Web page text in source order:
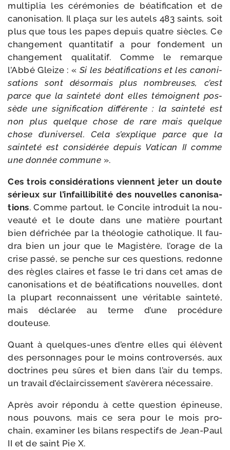
mul­ti­plia les céré­mo­nies de béa­ti­fi­ca­tion et de
cano­ni­sa­tion. Il pla­ça sur les autels 483 saints, soit
plus que tous les papes depuis quatre siècles. Ce
chan­ge­ment quan­ti­ta­tif a pour fon­de­ment un
chan­ge­ment qua­li­ta­tif. Comme le remarque
l’Abbé Gleize : « Si les béa­ti­fi­ca­tions et les cano­ni­
sa­tions sont désor­mais plus nom­breuses, c’est
parce que la sain­te­té dont elles témoignent pos­
sède une signi­fi­ca­tion dif­fé­rente : la sain­te­té est
non plus quelque chose de rare mais quelque
chose d’universel. Cela s’explique parce que la
sain­te­té est consi­dé­rée depuis Vatican II comme
une don­née com­mune ».
Ces trois consi­dé­ra­tions viennent jeter un doute
sérieux sur l’infaillibilité des nou­velles cano­ni­sa­
tions. Comme par­tout, le Concile intro­duit la nou­
veau­té et le doute dans une matière pour­tant
bien défri­chée par la théo­lo­gie catho­lique. Il fau­
dra bien un jour que le Magistère, l’orage de la
crise pas­sé, se penche sur ces ques­tions, redonne
des règles claires et fasse le tri dans cet amas de
cano­ni­sa­tions et de béa­ti­fi­ca­tions nou­velles, dont
la plu­part recon­naissent une véri­table sain­te­té,
mais décla­rée au terme d’une pro­cé­dure
douteuse.
Quant à quelques-​unes d’entre elles qui élèvent
des per­son­nages pour le moins contro­ver­sés, aux
doc­trines peu sûres et bien dans l’air du temps,
un tra­vail d’éclaircissement s’avèrera nécessaire.
Après avoir répon­du à cette ques­tion épi­neuse,
nous pou­vons, mais ce sera pour le mois pro­
chain, exa­mi­ner les bilans res­pec­tifs de Jean-​Paul
II et de saint Pie X.